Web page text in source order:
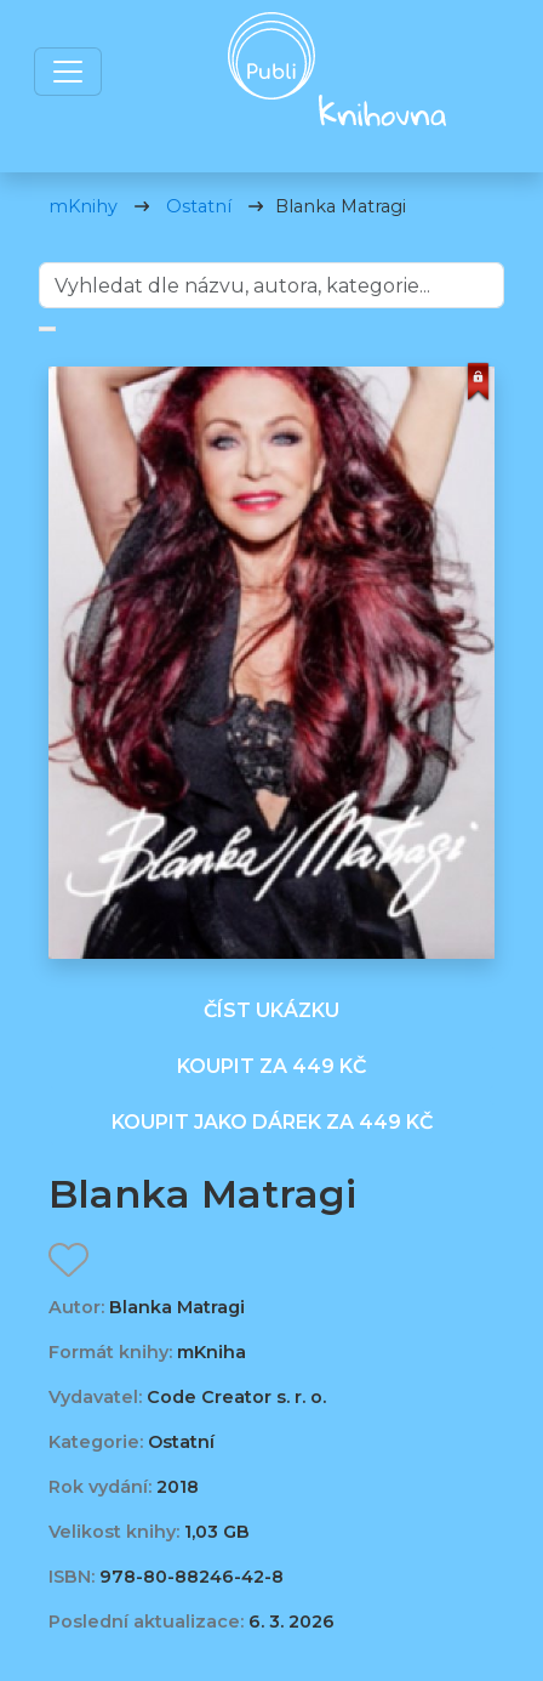
mKnihy Ostatní Blanka Matragi
ČÍST UKÁZKU
KOUPIT ZA 449 KČ
KOUPIT JAKO DÁREK ZA 449 KČ
Blanka Matragi
Autor: Blanka Matragi
Formát knihy: mKniha
Vydavatel: Code Creator s. r. o.
Kategorie: Ostatní
Rok vydání: 2018
Velikost knihy: 1,03 GB
ISBN: 978-80-88246-42-8
Poslední aktualizace: 6. 3. 2026